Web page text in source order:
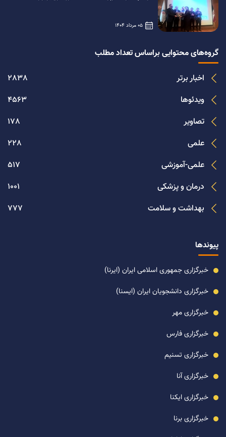
05 مرداد 1404
پیوندها
خبرگزاری جمهوری اسلامی ایران (ایرنا)
خبرگزاری دانشجویان ایران (ایسنا)
خبرگزاری مهر
خبرگزاری فارس
خبرگزاری تسنیم
خبرگزاری آنا
خبرگزاری ایکنا
خبرگزاری برنا
گروه‌های محتوایی براساس تعداد مطلب
اخبار برتر
2838
ویدئوها
4563
تصاویر
178
علمی
228
علمی-آموزشی
517
درمان و پزشکی
1001
بهداشت و سلامت
777